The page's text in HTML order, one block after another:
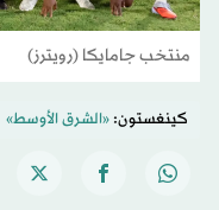
منتخب جامايكا (رويترز)
كينغستون:«الشرق الأوسط»